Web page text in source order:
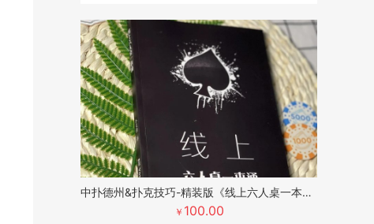
中扑德州&扑克技巧-精装版《线上六人桌一本通》
￥ 100.00